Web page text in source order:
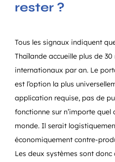
rester ?
Tous les signaux indiquent
Thaïlande accueille plus de
internationaux par an. Le
est l’option la plus
application requise, pas de
fonctionne sur n’importe
monde. Il serait
économiquement contre-
Les deux systèmes sont